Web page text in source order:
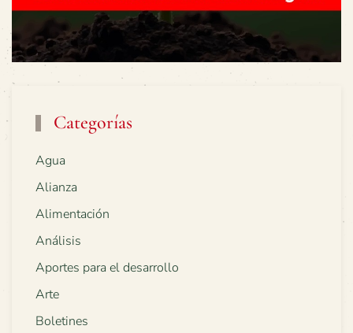
Categorías
Agua
Alianza
Alimentación
Análisis
Aportes para el desarrollo
Arte
Boletines